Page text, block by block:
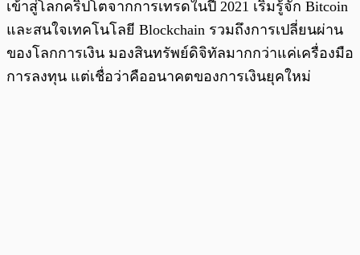
เข้าสู่โลกคริปโตจากการเทรดในปี 2021 เริ่มรู้จัก Bitcoin
และสนใจเทคโนโลยี Blockchain รวมถึงการเปลี่ยนผ่าน
ของโลกการเงิน มองสินทรัพย์ดิจิทัลมากกว่าแค่เครื่องมือ
การลงทุน แต่เชื่อว่าคืออนาคตของการเงินยุคใหม่